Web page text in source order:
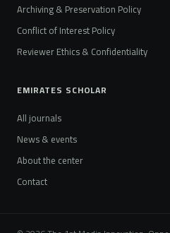
Archiving & Preservation Policy
Conflict of Interest Policy
Reviewer Ethics & Confidentiality
EMIRATES SCHOLAR
All journals
News & events
About the center
Contact